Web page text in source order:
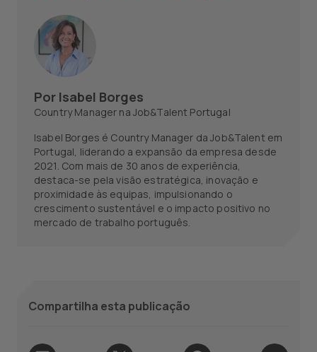
Por Isabel Borges
Country Manager na Job&Talent Portugal
Isabel Borges é Country Manager da Job&Talent em
Portugal, liderando a expansão da empresa desde
2021. Com mais de 30 anos de experiência,
destaca-se pela visão estratégica, inovação e
proximidade às equipas, impulsionando o
crescimento sustentável e o impacto positivo no
mercado de trabalho português.
Compartilha esta publicação